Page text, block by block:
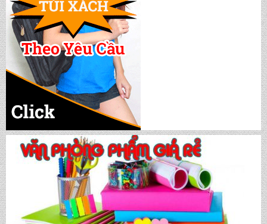
CẶP HỌC SINH MS: TN 5016
CẶP HỌC SINH MS: TN 5015
CẶP HỌC SINH MS: TN 5014
CẶP HỌC SINH MS: TN 5013
CẶP HỌC SINH MS: TN 5012